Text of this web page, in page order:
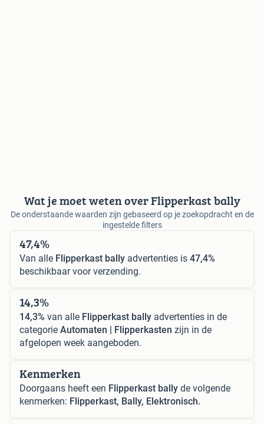
Wat je moet weten over Flipperkast bally
De onderstaande waarden zijn gebaseerd op je zoekopdracht en de
ingestelde filters
47,4%
Van alle Flipperkast bally advertenties is 47,4%
beschikbaar voor verzending.
14,3%
14,3% van alle Flipperkast bally advertenties in de
categorie Automaten | Flipperkasten zijn in de
afgelopen week aangeboden.
Kenmerken
Doorgaans heeft een Flipperkast bally de volgende
kenmerken: Flipperkast, Bally, Elektronisch.